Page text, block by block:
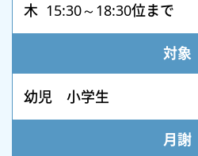
木 15:30～18:30位まで
対象
幼児 小学生
月謝